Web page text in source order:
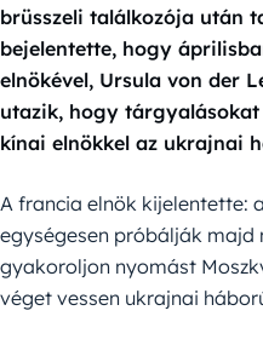
brüsszeli találkozója után
bejelentette, hogy
elnökével, Ursula von der
utazik, hogy
kínai elnökkel az ukrajnai
A francia elnök kijelentette:
egységesen próbálják majd
gyakoroljon nyomást
véget vessen ukrajnai